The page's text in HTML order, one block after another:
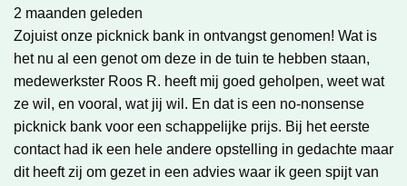
2 maanden geleden
Zojuist onze picknick bank in ontvangst genomen! Wat is
het nu al een genot om deze in de tuin te hebben staan,
medewerkster Roos R. heeft mij goed geholpen, weet wat
ze wil, en vooral, wat jij wil. En dat is een no-nonsense
picknick bank voor een schappelijke prijs. Bij het eerste
contact had ik een hele andere opstelling in gedachte maar
dit heeft zij om gezet in een advies waar ik geen spijt van